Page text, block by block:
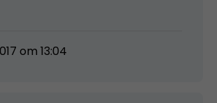
om 13:04